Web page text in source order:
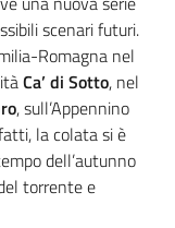
scenari futuri.
Romagna nel
Ca’ di Sotto, nel
, sull’Appennino
la colata si è
dell’autunno
torrente e